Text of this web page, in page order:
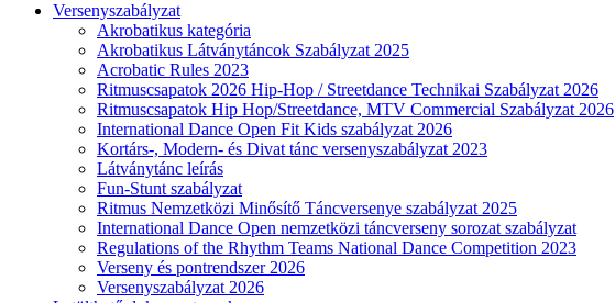
Versenyszabályzat
Akrobatikus kategória
Akrobatikus Látványtáncok Szabályzat 2025
Acrobatic Rules 2023
Ritmuscsapatok 2026 Hip-Hop / Streetdance Technikai Szabályzat 2026
Ritmuscsapatok Hip Hop/Streetdance, MTV Commercial Szabályzat 2026
International Dance Open Fit Kids szabályzat 2026
Kortárs-, Modern- és Divat tánc versenyszabályzat 2023
Látványtánc leírás
Fun-Stunt szabályzat
Ritmus Nemzetközi Minősítő Táncversenye szabályzat 2025
International Dance Open nemzetközi táncverseny sorozat szabályzat
Regulations of the Rhythm Teams National Dance Competition 2023
Verseny és pontrendszer 2026
Versenyszabályzat 2026